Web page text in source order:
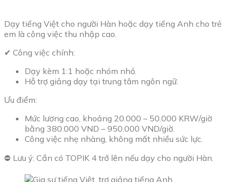
Dạy tiếng Việt cho người Hàn hoặc dạy tiếng Anh cho trẻ
em là công việc thu nhập cao.
✔ Công việc chính:
Dạy kèm 1:1 hoặc nhóm nhỏ.
Hỗ trợ giảng dạy tại trung tâm ngôn ngữ.
Ưu điểm:
Mức lương cao, khoảng 20.000 – 50.000 KRW/giờ
bằng 380.000 VND – 950.000 VND/giờ.
Công việc nhẹ nhàng, không mất nhiều sức lực.
⛔ Lưu ý: Cần có TOPIK 4 trở lên nếu dạy cho người Hàn.